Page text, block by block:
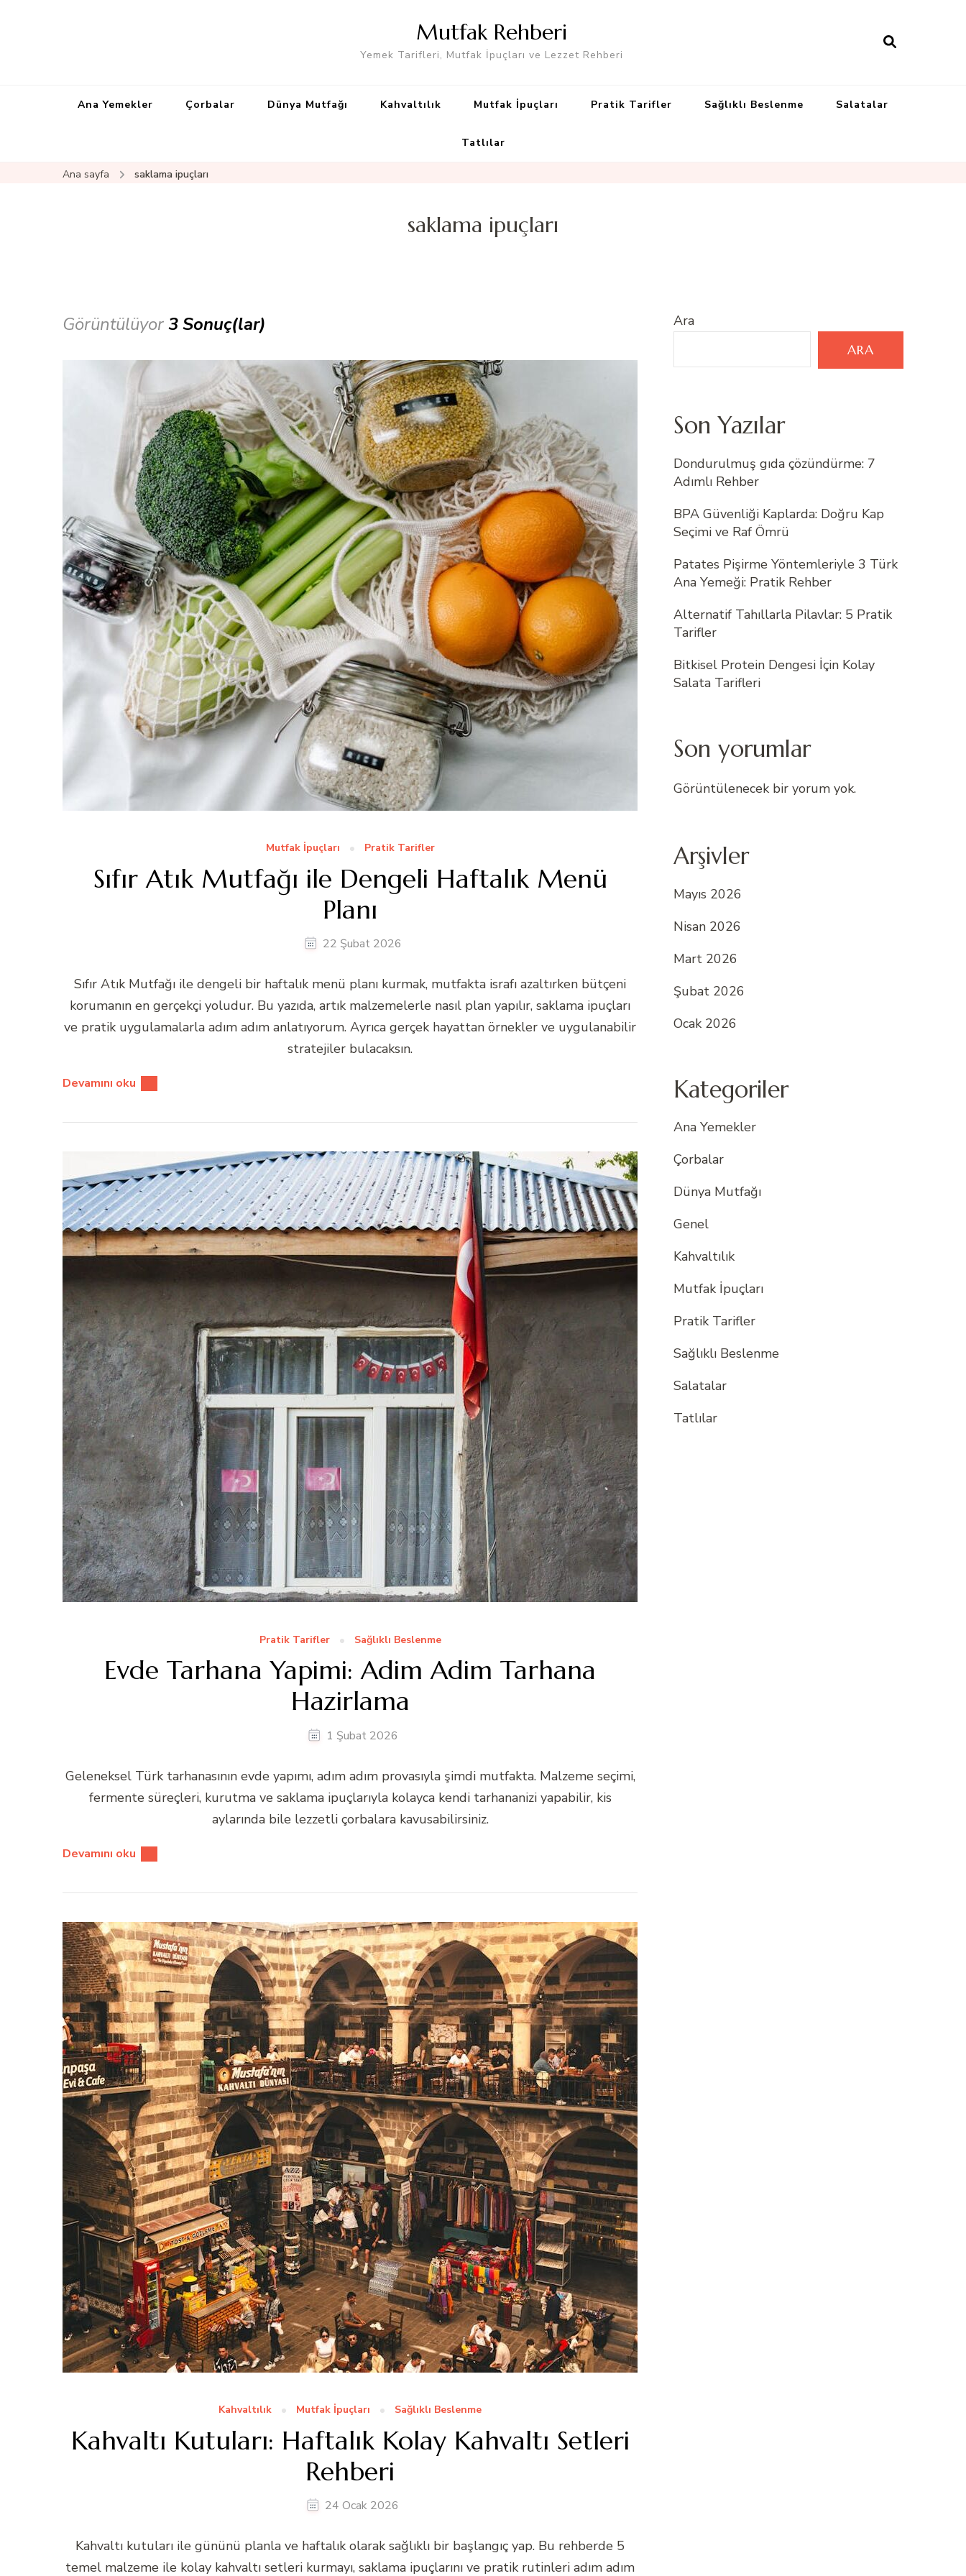
Mutfak Rehberi
Yemek Tarifleri, Mutfak İpuçları ve Lezzet Rehberi
Ana Yemekler Çorbalar Dünya Mutfağı Kahvaltılık Mutfak İpuçları Pratik Tarifler Sağlıklı Beslenme Salatalar
Tatlılar
Ana sayfa saklama ipuçları
saklama ipuçları
Görüntülüyor3 Sonuç(lar)
Mutfak İpuçları Pratik Tarifler
Sıfır Atık Mutfağı ile Dengeli Haftalık Menü
Planı
22 Şubat 2026
Sıfır Atık Mutfağı ile dengeli bir haftalık menü planı kurmak, mutfakta israfı azaltırken bütçeni
korumanın en gerçekçi yoludur. Bu yazıda, artık malzemelerle nasıl plan yapılır, saklama ipuçları
ve pratik uygulamalarla adım adım anlatıyorum. Ayrıca gerçek hayattan örnekler ve uygulanabilir
stratejiler bulacaksın.
Devamını oku
Pratik Tarifler Sağlıklı Beslenme
Evde Tarhana Yapimi: Adim Adim Tarhana
Hazirlama
1 Şubat 2026
Geleneksel Türk tarhanasının evde yapımı, adım adım provasıyla şimdi mutfakta. Malzeme seçimi,
fermente süreçleri, kurutma ve saklama ipuçlarıyla kolayca kendi tarhananizi yapabilir, kis
aylarında bile lezzetli çorbalara kavusabilirsiniz.
Devamını oku
Kahvaltılık Mutfak İpuçları Sağlıklı Beslenme
Kahvaltı Kutuları: Haftalık Kolay Kahvaltı Setleri
Rehberi
24 Ocak 2026
Kahvaltı kutuları ile gününü planla ve haftalık olarak sağlıklı bir başlangıç yap. Bu rehberde 5
temel malzeme ile kolay kahvaltı setleri kurmayı, saklama ipuçlarını ve pratik rutinleri adım adım
Ara
ARA
Son Yazılar
Dondurulmuş gıda çözündürme: 7
Adımlı Rehber
BPA Güvenliği Kaplarda: Doğru Kap
Seçimi ve Raf Ömrü
Patates Pişirme Yöntemleriyle 3 Türk
Ana Yemeği: Pratik Rehber
Alternatif Tahıllarla Pilavlar: 5 Pratik
Tarifler
Bitkisel Protein Dengesi İçin Kolay
Salata Tarifleri
Son yorumlar
Görüntülenecek bir yorum yok.
Arşivler
Mayıs 2026
Nisan 2026
Mart 2026
Şubat 2026
Ocak 2026
Kategoriler
Ana Yemekler
Çorbalar
Dünya Mutfağı
Genel
Kahvaltılık
Mutfak İpuçları
Pratik Tarifler
Sağlıklı Beslenme
Salatalar
Tatlılar